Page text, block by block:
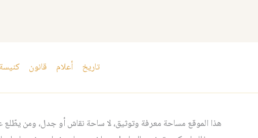
تاريخ أعلام قانون
هذا الموقع مساحة معرفة وتوثيق، لا ساحة نقاش أو جدل، ومن يطّلع